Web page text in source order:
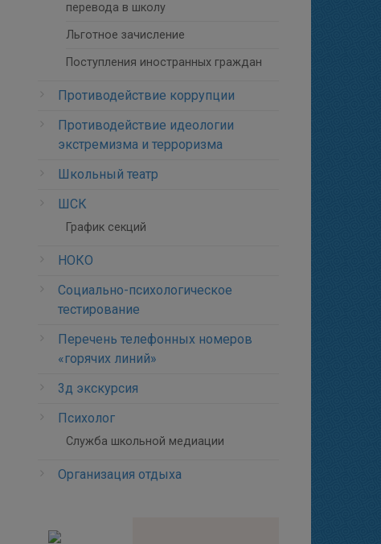
перевода в школу
Льготное зачисление
Поступления иностранных граждан
Противодействие коррупции
Противодействие идеологии
экстремизма и терроризма
Школьный театр
ШСК
График секций
НОКО
Социально-психологическое
тестирование
Перечень телефонных номеров
«горячих линий»
3д экскурсия
Психолог
Служба школьной медиации
Организация отдыха